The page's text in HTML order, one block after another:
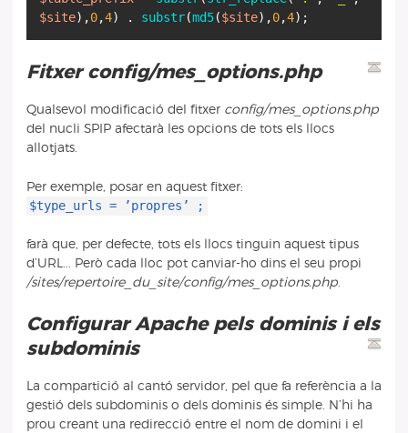
$site),0,4) . substr(md5($site),0,4
Fitxer config/mes_options.php
Qualsevol modificació del fitxer config/mes_options.php
del nucli SPIP afectarà les opcions de tots els llocs
allotjats.
Per exemple, posar en aquest fitxer:
$type_urls = ’propres’ ;
farà que, per defecte, tots els llocs tinguin aquest tipus
d’URL... Però cada lloc pot canviar-ho dins el seu propi
/sites/repertoire_du_site/config/mes_options.php.
Configurar Apache pels dominis i els
subdominis
La compartició al cantó servidor, pel que fa referència a la
gestió dels subdominis o dels dominis és simple. N’hi ha
prou creant una redirecció entre el nom de domini i el